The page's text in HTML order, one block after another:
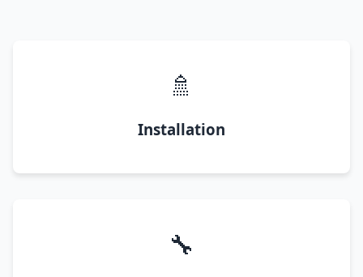
🚿
Installation
🔧